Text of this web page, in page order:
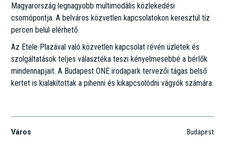
Magyarország legnagyobb multimodális közlekedési
csomópontja. A belváros közvetlen kapcsolatokon keresztül tíz
percen belül elérhető.
Az Etele Plazával való közvetlen kapcsolat révén üzletek és
szolgáltatások teljes választéka teszi kényelmesebbé a bérlők
mindennapjait. A Budapest ONE irodapark tervezői tágas belső
kertet is kialakítottak a pihenni és kikapcsolódni vágyók számára.
Város Budapest